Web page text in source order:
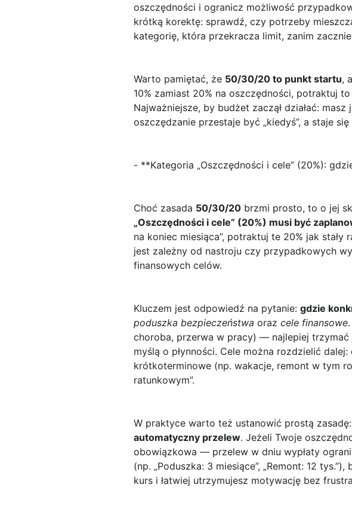
oszczędności i ogranicz możliwość
krótką korektę: sprawdź, czy potrzeby
kategorię, która przekracza limit, zanim
Warto pamiętać, że 50/30/20 to punkt startu,
10% zamiast 20% na oszczędności, potraktuj
Najważniejsze, by budżet zaczął działać:
oszczędzanie przestaje być „kiedyś”, a staje się
- **Kategoria „Oszczędności i cele” (20%):
Choć zasada 50/30/20 brzmi prosto, to o jej
„Oszczędności i cele” (20%) musi być
na koniec miesiąca”, potraktuj te 20% jak
jest zależny od nastroju czy przypadkowych
finansowych celów.
Kluczem jest odpowiedź na pytanie: gdzie
poduszka bezpieczeństwa oraz cele finansowe
choroba, przerwa w pracy) — najlepiej trzymać
myślą o płynności. Cele można rozdzielić
krótkoterminowe (np. wakacje, remont w tym
ratunkowym”.
W praktyce warto też ustanowić prostą zasadę:
automatyczny przelew. Jeżeli Twoje
obowiązkowa — przelew w dniu wypłaty
(np. „Poduszka: 3 miesiące”, „Remont: 12
kurs i łatwiej utrzymujesz motywację bez